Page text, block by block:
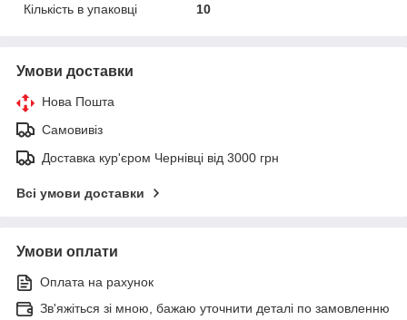
Кількість в упаковці
10
Умови доставки
Нова Пошта
Самовивіз
Доставка кур'єром Чернівці від 3000 грн
Всі умови доставки
Умови оплати
Оплата на рахунок
Зв'яжіться зі мною, бажаю уточнити деталі по замовленню